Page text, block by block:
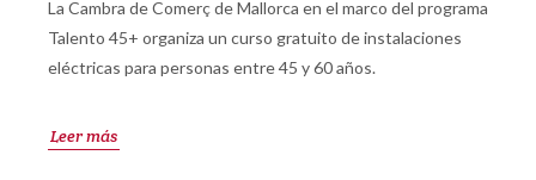
La Cambra de Comerç de Mallorca en el marco del programa
Talento 45+ organiza un curso gratuito de instalaciones
eléctricas para personas entre 45 y 60 años.
Leer más